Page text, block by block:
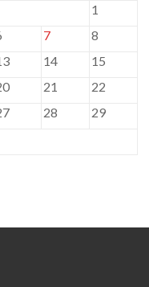
1
7
8
14
15
21
22
28
29